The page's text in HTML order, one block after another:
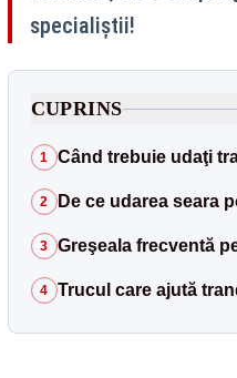
specialiștii!
CUPRINS
1 Când trebuie udaţi
2 De ce udarea seara
3 Greşeala frecventă
4 Trucul care ajută